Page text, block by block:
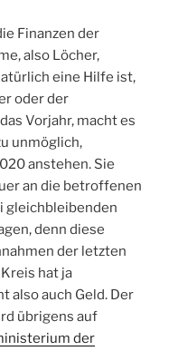
Finanzen der
also Löcher,
eine Hilfe ist,
oder der
Vorjahr, macht es
unmöglich,
anstehen. Sie
an die betroffenen
gleichbleibenden
denn diese
der letzten
hat ja
also auch Geld. Der
übrigens auf
der